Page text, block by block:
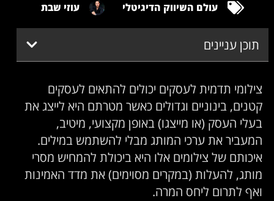
עולם השיווק הדיגיטלי
עוזי שבת
תוכן עניינים
צילומי תדמית לעסקים יכולים להתאים לעסקים
קטנים, בינוניים וגדולים כאשר מטרתם היא לייצג את
בעלי העסק (או מייצגו) באופן מקצועי, מיטיב,
המעביר את ערכי המותג מבלי להשתמש במילים.
איכותם של צילומים אלו היא ביכולת להמחיש מסרי
מותג, להעלות (במקרים מסוימים) את מדד האמינות
ואף לתרום ליחס המרה.